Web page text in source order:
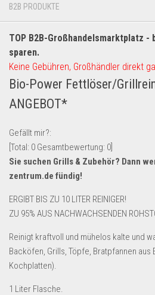
Geschäft, Büro & Schreibwaren
Geschenkartikel
Handy und Smartphone
Kosmetik & Pflege
Lebensmittel & Getränke
Münzen
Spielzeug & Games
Schuhe & Accessoires
Sport & Freizeit
Wohnen & Einrichten
Restposten-Angebote
B2B PRODUKTE
TOP B2B-Großhandelsmarktplatz -
sparen.
Keine Gebühren, Großhändler direkt
Bio-Power Fettlöser/
ANGEBOT*
Gefällt mir?:
[Total: 0 Gesamtbewertung: 0
Sie suchen Grills & Zubehör? Dann
zentrum.de fündig!
ERGIBT BIS ZU 10 LITER REINIGER!
ZU 95% AUS NACHWACHSENDEN
Reinigt kraftvoll und mühelos kalte und
Backöfen, Grills, Töpfe, Bratpfannen aus
Kochplatten).
1 Liter Flasche.